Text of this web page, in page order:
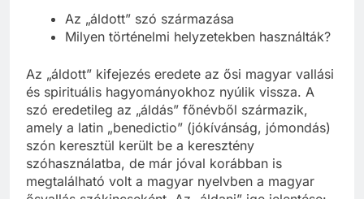
Az „áldott” szó származása
Milyen történelmi helyzetekben használták?
Az „áldott” kifejezés eredete az ősi magyar vallási
és spirituális hagyományokhoz nyúlik vissza. A
szó eredetileg az „áldás” főnévből származik,
amely a latin „benedictio” (jókívánság, jómondás)
szón keresztül került be a keresztény
szóhasználatba, de már jóval korábban is
megtalálható volt a magyar nyelvben a magyar